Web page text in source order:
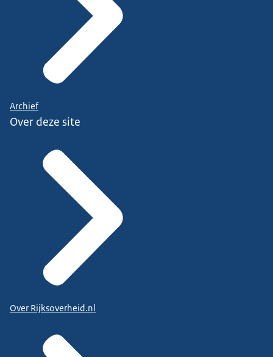
Archief
Over deze site
Over Rijksoverheid.nl